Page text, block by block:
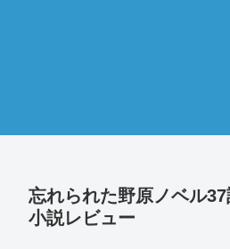
忘れられた野原ノベル
小説レビュー